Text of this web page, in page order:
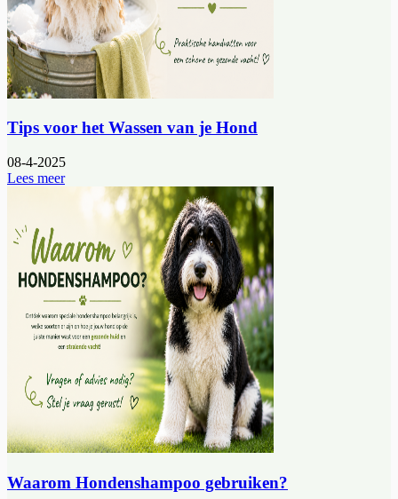
Tips voor het Wassen van je Hond
08-4-2025
Lees meer
Waarom Hondenshampoo gebruiken?